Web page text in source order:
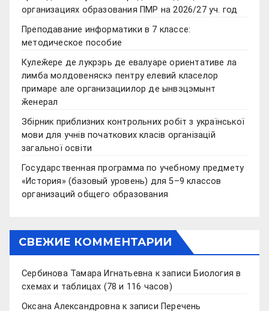
организациях образования ПМР на 2026/27 уч. год
Преподавание информатики в 7 классе:
методическое пособие
Кулеӂере де лукрэрь де евалуаре ориентативе ла
лимба молдовеняскэ пентру елевий класелор
примаре але организациилор де ынвэцэмынт
ӂенерал
Збірник приблизних контрольних робіт з української
мови для учнів початкових класів організацій
загальної освіти
Государственная программа по учебному предмету
«История» (базовый уровень) для 5–9 классов
организаций общего образования
СВЕЖИЕ КОММЕНТАРИИ
Сербинова Тамара Игнатьевна к записи Биология в
схемах и таблицах (78 и 116 часов)
Оксана Александровна к записи Перечень